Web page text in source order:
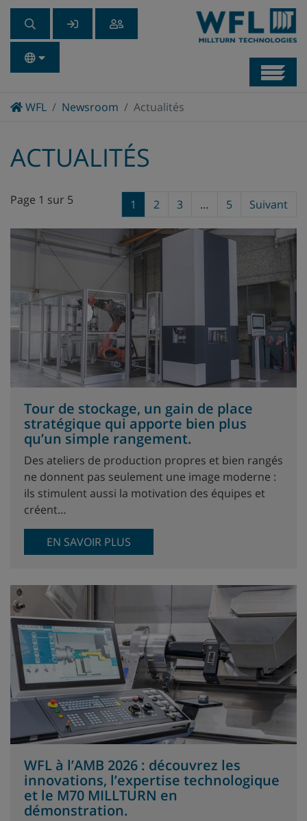
WFLHomeNewsroom Actualités
ACTUALITÉS
Page 1 sur 5 1 2 3 … 5 Suivant
Tour de stockage, un gain de place
stratégique qui apporte bien plus
qu’un simple rangement.
Des ateliers de production propres et bien rangés
ne donnent pas seulement une image moderne :
ils stimulent aussi la motivation des équipes et
créent…
EN SAVOIR PLUS
WFL à l’AMB 2026 : découvrez les
innovations, l’expertise technologique
et le M70 MILLTURN en
démonstration.